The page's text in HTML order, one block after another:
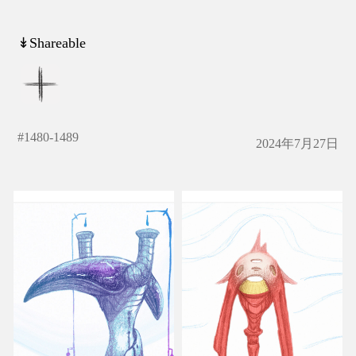
↡Shareable
#1480-1489 2024年7月27日